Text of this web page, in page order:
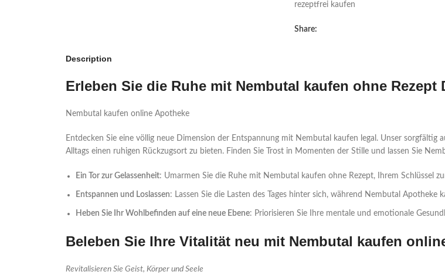
rezeptfrei kaufen
Share:
Description
Erleben Sie die Ruhe mit Nembutal kaufen ohne Rezept
Nembutal kaufen online Apotheke
Entdecken Sie eine völlig neue Dimension der Entspannung mit Nembutal kaufen legal. Unser
Alltags einen ruhigen Rückzugsort zu bieten. Finden Sie Trost in Momenten der Stille und lassen Sie
Ein Tor zur Gelassenheit: Umarmen Sie die Ruhe mit Nembutal kaufen ohne Rezept, Ihrem Schlüssel
Entspannen und Loslassen: Lassen Sie die Lasten des Tages hinter sich, während Nembutal
Heben Sie Ihr Wohlbefinden auf eine neue Ebene: Priorisieren Sie Ihre mentale und emotionale
Beleben Sie Ihre Vitalität neu mit Nembutal kaufen
Revitalisieren Sie Geist, Körper und Seele